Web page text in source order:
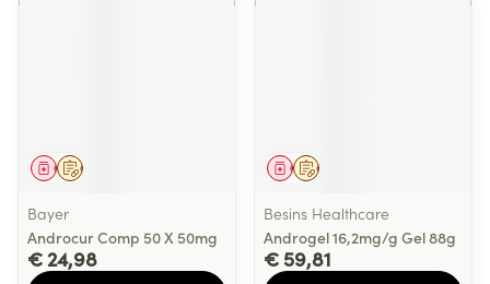
Op voorschrift
Geneesmiddel
Bayer
Androcur Comp 50 X 50mg
€ 24,98
Op voorschrift
Geneesmiddel
Besins Healthcare
Androgel 16,2mg/g Gel 88g
€ 59,81